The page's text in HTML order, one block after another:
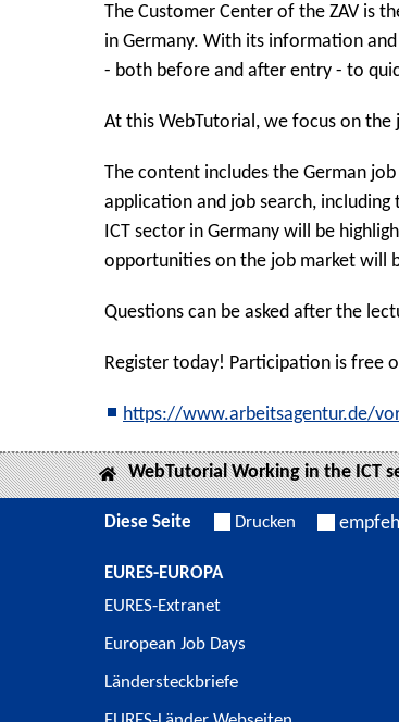
The Customer Center of the ZAV is
in Germany. With its information
- both before and after entry - to
At this WebTutorial, we focus on the
The content includes the German
application and job search,
ICT sector in Germany will be
opportunities on the job market will
Questions can be asked after the
Register today! Participation is free
https://www.arbeitsagentur.de/
WebTutorial Working in the ICT
Diese Seite Drucken
EURES-EUROPA
EURES-Extranet
European Job Days
Ländersteckbriefe